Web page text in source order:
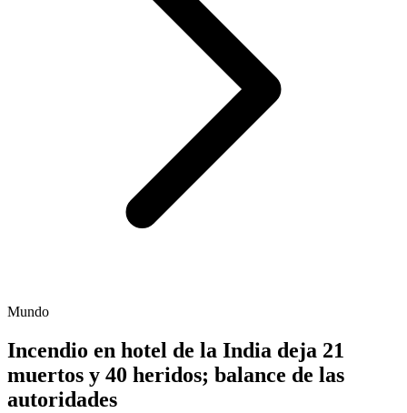
Mundo
Incendio en hotel de la India deja 21
muertos y 40 heridos; balance de las
autoridades